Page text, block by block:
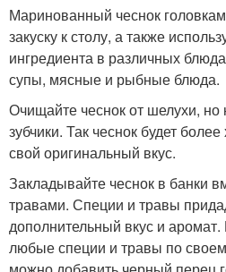
Маринованный чеснок
закуску к столу, а также
ингредиента в различных
супы, мясные и рыбные блюда.
Очищайте чеснок от шелухи, но
зубчики. Так чеснок будет
свой оригинальный вкус.
Закладывайте чеснок в банки
травами. Специи и травы
дополнительный вкус и
любые специи и травы по